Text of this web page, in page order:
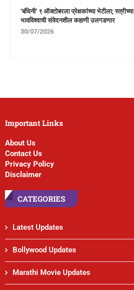
‘बंधिनी’ ९ ऑक्टोबरला प्रेक्षकांच्या भेटीला; स्त्रीच्या
भावविश्वाची संवेदनशील कहाणी उलगडणार
30/07/2026
Important Links
About Us
Contact Us
Privacy Policy
Disclaimer
CATEGORIES
Latest Updates
Bollywood Updates
Marathi Movie Updates